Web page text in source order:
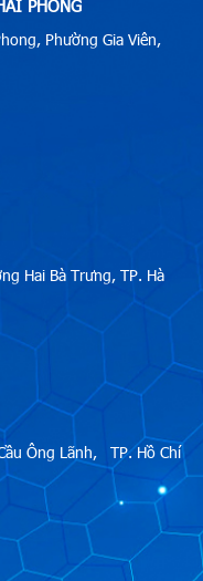
PHÒNG
Phường Gia Viên,
Hai Bà Trưng, TP. Hà
Ông Lãnh, TP. Hồ Chí